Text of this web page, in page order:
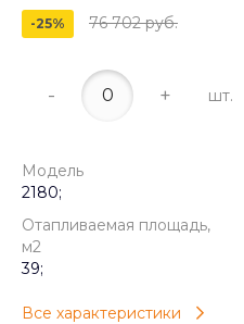
-25% 76 702 руб.
- + шт.
Модель
2180;
Отапливаемая площадь,
м2
39;
Все характеристики